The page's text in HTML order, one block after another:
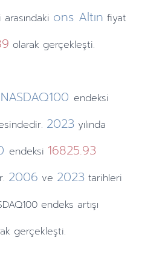
ons Altın fiyat
olarak gerçekleşti.
NASDAQ100 endeksi
2023 yılında
endeksi 16825.93
2006 ve 2023 tarihleri
endeks artışı
gerçekleşti.